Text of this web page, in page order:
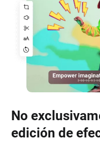
No
edición de